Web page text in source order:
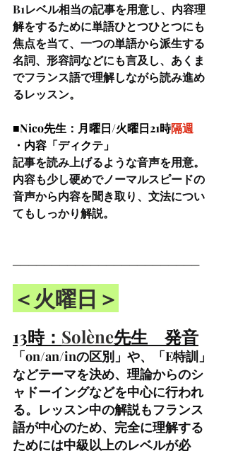
B1レベル相当の記事を用意し、内容理
解をするために単語ひとつひとつにも
焦点を当て、一つの単語から派生する
名詞、形容詞などにも言及し、あくま
でフランス語で理解しながら読み進め
るレッスン。
■Nico先生：月曜日/火曜日21時隔週
・内容「ディクテ」
記事を読み上げるような音声を用意。
内容も少し硬めでノーマルスピードの
音声から内容を聞き取り、文法につい
てもしっかり解説。
────────────────────────
＜火曜日＞
13時： Solène先生　発音
「on/an/inの区別」や、「E特訓」
などテーマを決め、理論からのシ
ャドーイングなどを中心に行われ
る。レッスン中の解説もフランス
語が中心のため、完全に理解する
ためには中級以上のレベルが必